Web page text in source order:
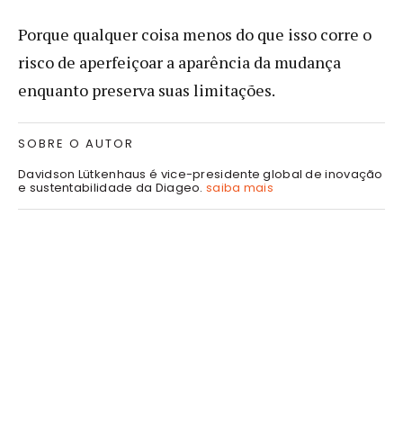
Porque qualquer coisa menos do que isso corre o
risco de aperfeiçoar a aparência da mudança
enquanto preserva suas limitações.
SOBRE O AUTOR
Davidson Lütkenhaus é vice-presidente global de inovação
e sustentabilidade da Diageo.saiba mais